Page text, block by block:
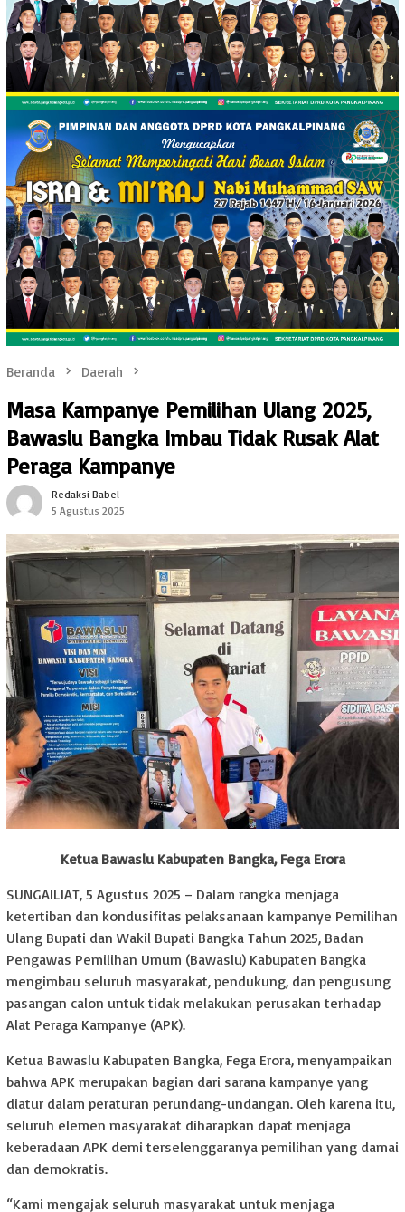
Beranda Daerah
Masa Kampanye Pemilihan Ulang 2025,
Bawaslu Bangka Imbau Tidak Rusak Alat
Peraga Kampanye
Redaksi Babel
5 Agustus 2025
Ketua Bawaslu Kabupaten Bangka, Fega Erora
SUNGAILIAT, 5 Agustus 2025 – Dalam rangka menjaga
ketertiban dan kondusifitas pelaksanaan kampanye Pemilihan
Ulang Bupati dan Wakil Bupati Bangka Tahun 2025, Badan
Pengawas Pemilihan Umum (Bawaslu) Kabupaten Bangka
mengimbau seluruh masyarakat, pendukung, dan pengusung
pasangan calon untuk tidak melakukan perusakan terhadap
Alat Peraga Kampanye (APK).
Ketua Bawaslu Kabupaten Bangka, Fega Erora, menyampaikan
bahwa APK merupakan bagian dari sarana kampanye yang
diatur dalam peraturan perundang-undangan. Oleh karena itu,
seluruh elemen masyarakat diharapkan dapat menjaga
keberadaan APK demi terselenggaranya pemilihan yang damai
dan demokratis.
“Kami mengajak seluruh masyarakat untuk menjaga